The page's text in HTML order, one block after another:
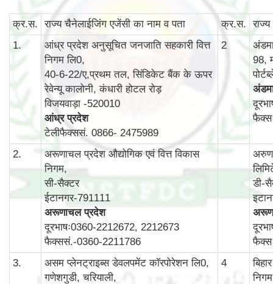
क्र.स. राज्‍य चैनेलाईजिंग एजेंसी का नाम व पता क्र.स.
1.
आंध्र प्रदेश अनुसूचित जनजाति सहकारी वित्त
निगम लि0,
40-6-22/ए,प्रथम तल, सिंडिकेट बैंक के ऊपर
रेवेन्‍यू कालोनी, कंधारी होटल रोड़
विजयवाड़ा -520010
आंध्र प्रदेश
टेलीफैक्ससं. 0866- 2475989
2
98,
2.
अरूणाचल प्रदेश औद्योगिक एवं वित्त विकास
निगम,
सी-सैक्टर
ईटानगर-791111
अरूणाचल प्रदेश
दूरभाषः0360-2212672, 2212673
फैक्ससं.-0360-2211786
डी-
3.
असम प्लेनट्राइब्स डेवलपमेंट कॉरपोरेशन लि0,
गणेशगुडी, चरियाली,
4